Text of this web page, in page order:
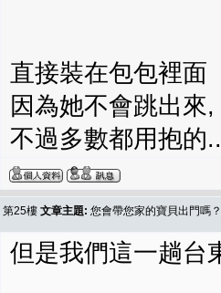
直接裝在包包裡面
因為她不會跳出來
不過多數都用抱的
第25樓 文章主題: 您會帶您家的寶貝出門嗎？
但是我們這一趟台